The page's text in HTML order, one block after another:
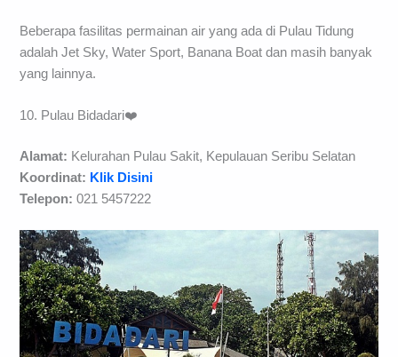
Beberapa fasilitas permainan air yang ada di Pulau Tidung
adalah Jet Sky, Water Sport, Banana Boat dan masih banyak
yang lainnya.
10. Pulau Bidadari❤️
Alamat: Kelurahan Pulau Sakit, Kepulauan Seribu Selatan
Koordinat: Klik Disini
Telepon:021 5457222